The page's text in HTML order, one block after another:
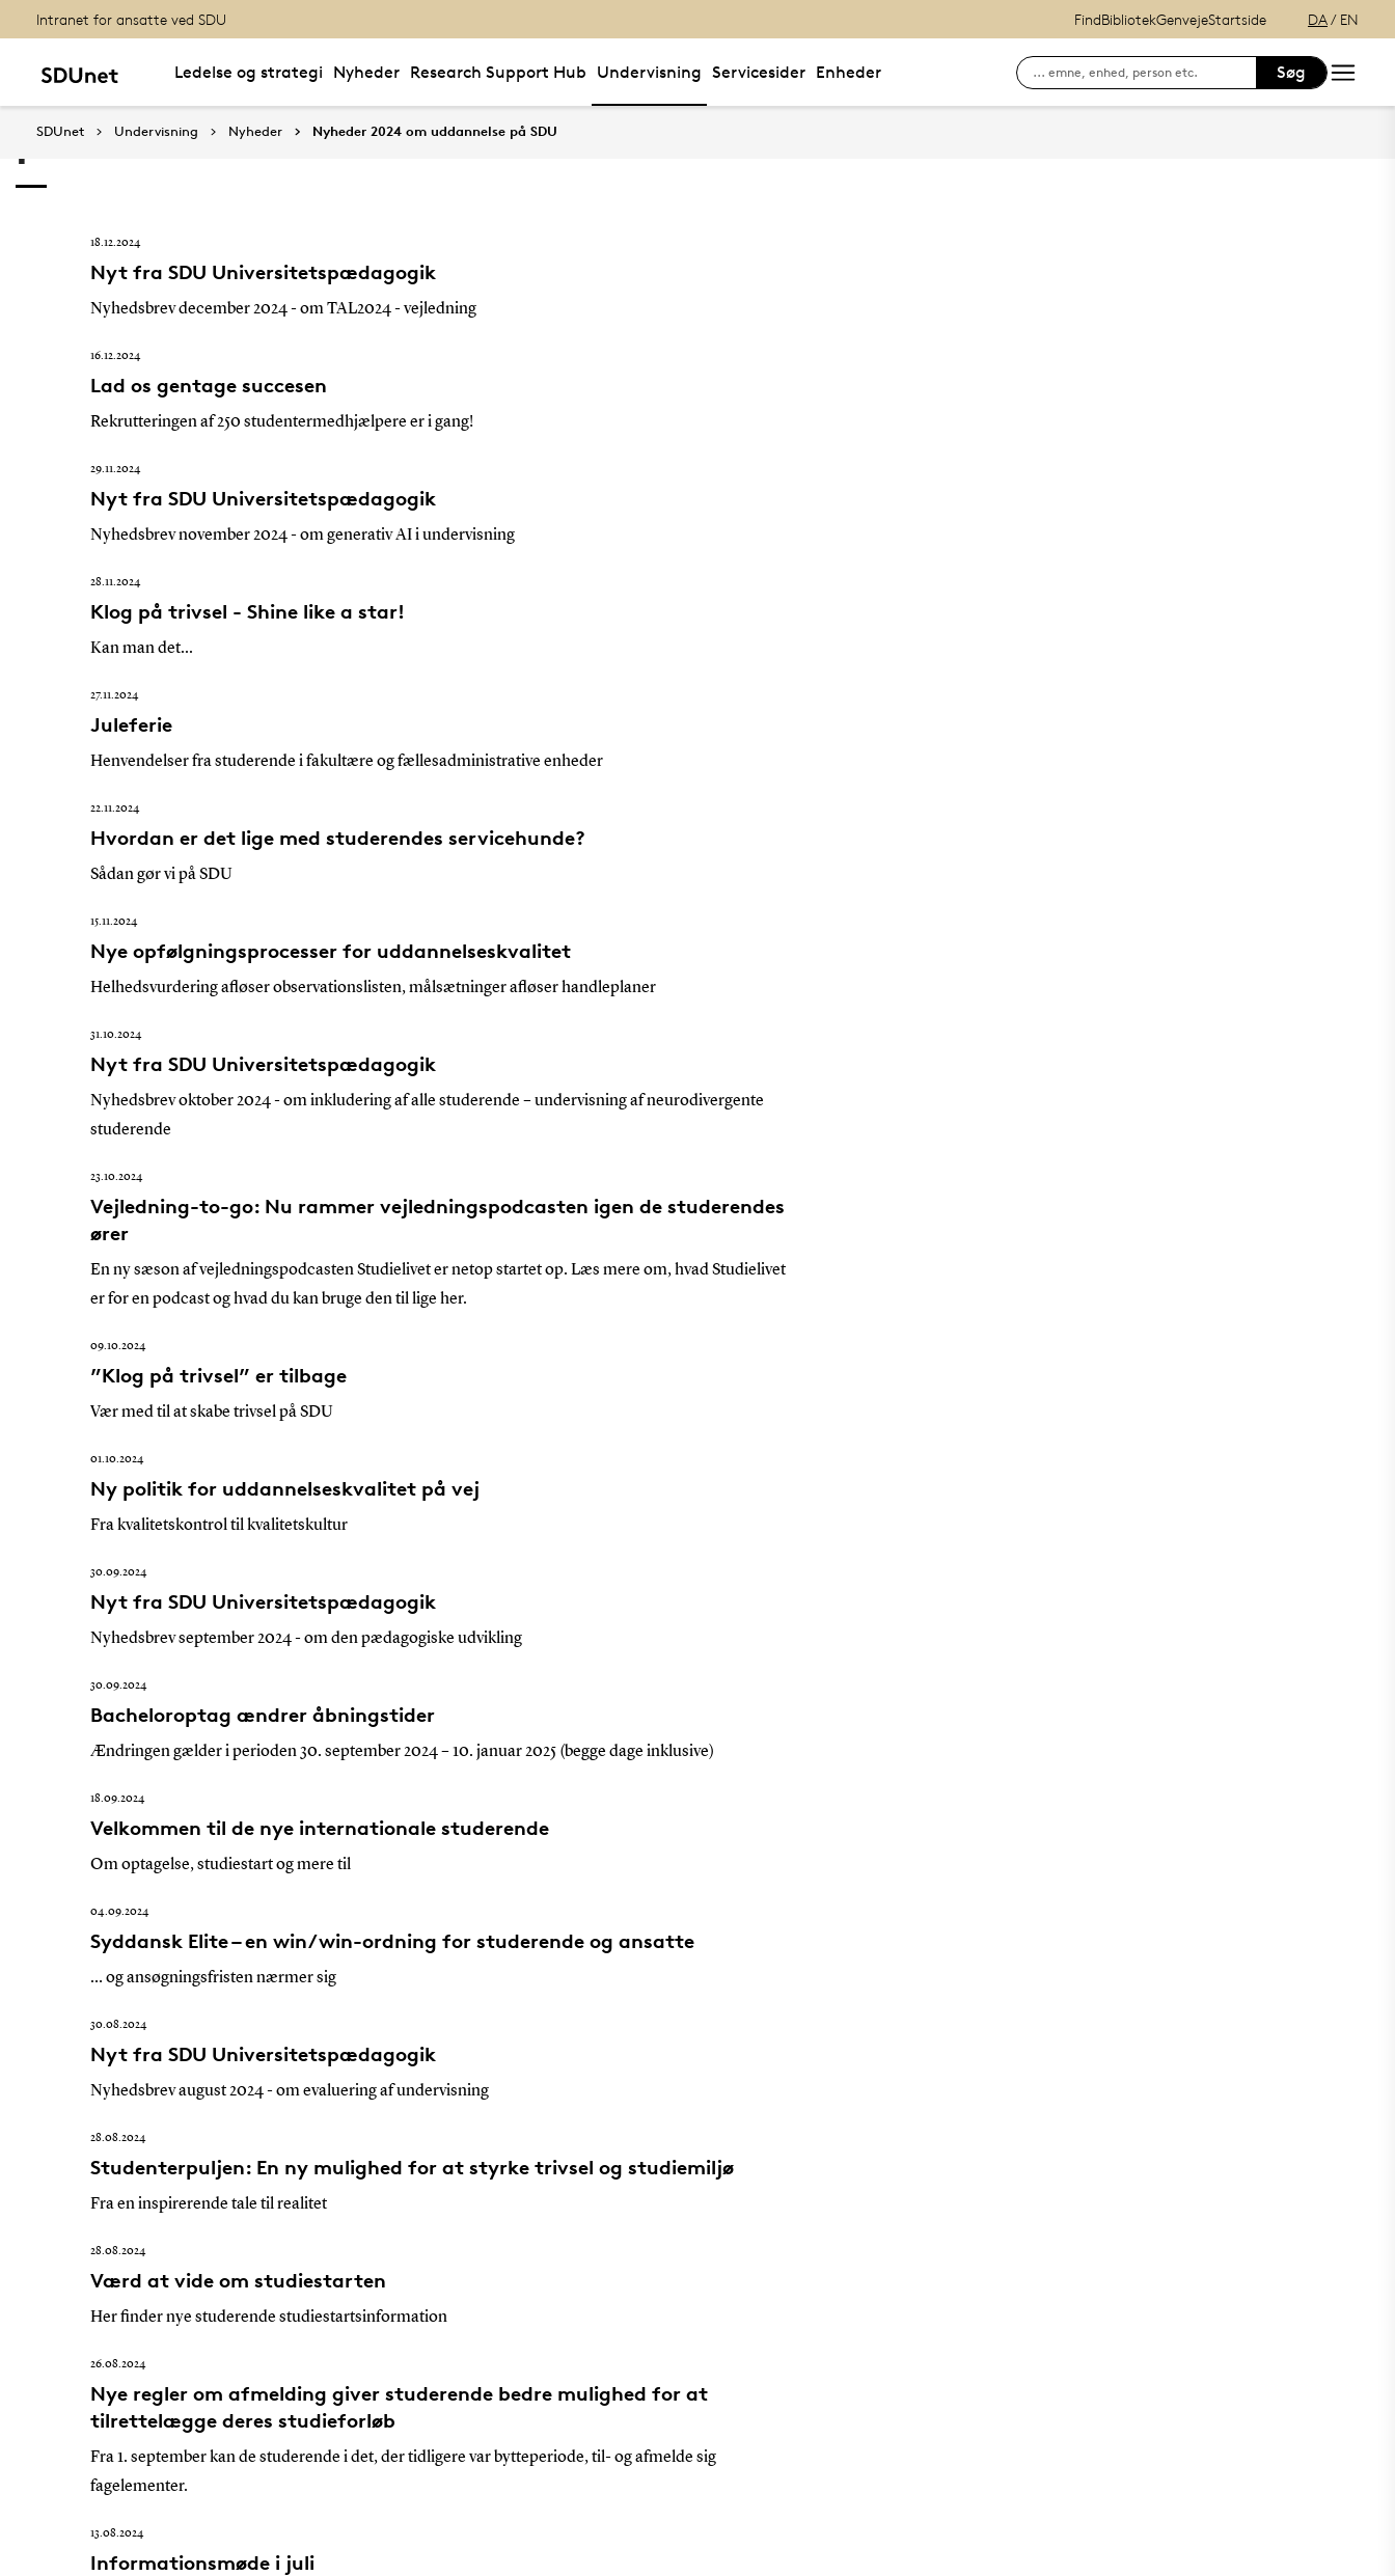
Intranet for ansatte ved SDU Find
Søg efter kontaktinformation på ansatte
BibliotekGenveje
E-læring (itslearning)
Startside DA/ EN
Ledelse og strategi Nyheder Research Support Hub Undervisning Servicesider Enheder Søg
SDUnet Undervisning Nyheder Nyheder 2024 om uddannelse på SDU
Nyheder om uddannelse og uddannelsesadministration
på SDU
18.12.2024
Nyt fra SDU Universitetspædagogik
Nyhedsbrev december 2024 - om TAL2024 - vejledning
16.12.2024
Lad os gentage succesen
Rekrutteringen af 250 studentermedhjælpere er i gang!
29.11.2024
Nyt fra SDU Universitetspædagogik
Nyhedsbrev november 2024 - om generativ AI i undervisning
28.11.2024
Klog på trivsel - Shine like a star!
Kan man det...
27.11.2024
Juleferie
Henvendelser fra studerende i fakultære og fællesadministrative enheder
22.11.2024
Hvordan er det lige med studerendes servicehunde?
Sådan gør vi på SDU
15.11.2024
Nye opfølgningsprocesser for uddannelseskvalitet
Helhedsvurdering afløser observationslisten, målsætninger afløser handleplaner
31.10.2024
Nyt fra SDU Universitetspædagogik
Nyhedsbrev oktober 2024 - om inkludering af alle studerende – undervisning af neurodivergente
studerende
23.10.2024
Vejledning-to-go: Nu rammer vejledningspodcasten igen de studerendes
ører
En ny sæson af vejledningspodcasten Studielivet er netop startet op. Læs mere om, hvad Studielivet
er for en podcast og hvad du kan bruge den til lige her.
09.10.2024
”Klog på trivsel” er tilbage
Vær med til at skabe trivsel på SDU
01.10.2024
Ny politik for uddannelseskvalitet på vej
Fra kvalitetskontrol til kvalitetskultur
30.09.2024
Nyt fra SDU Universitetspædagogik
Nyhedsbrev september 2024 - om den pædagogiske udvikling
30.09.2024
Bacheloroptag ændrer åbningstider
Ændringen gælder i perioden 30. september 2024 – 10. januar 2025 (begge dage inklusive)
18.09.2024
Velkommen til de nye internationale studerende
Om optagelse, studiestart og mere til
04.09.2024
Syddansk Elite – en win/win-ordning for studerende og ansatte
… og ansøgningsfristen nærmer sig
30.08.2024
Nyt fra SDU Universitetspædagogik
Nyhedsbrev august 2024 - om evaluering af undervisning
28.08.2024
Studenterpuljen: En ny mulighed for at styrke trivsel og studiemiljø
Fra en inspirerende tale til realitet
28.08.2024
Værd at vide om studiestarten
Her finder nye studerende studiestartsinformation
26.08.2024
Nye regler om afmelding giver studerende bedre mulighed for at
tilrettelægge deres studieforløb
Fra 1. september kan de studerende i det, der tidligere var bytteperiode, til- og afmelde sig
fagelementer.
13.08.2024
Informationsmøde i juli